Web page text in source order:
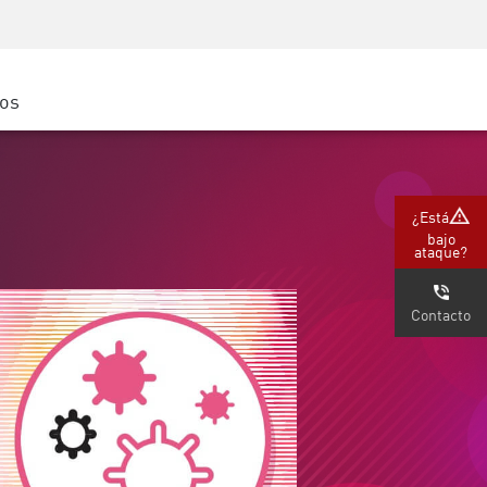
¿Está
bajo
ataque?
Contacto